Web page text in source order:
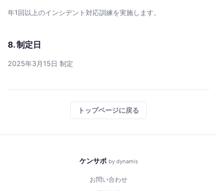
年1回以上のインシデント対応訓練を実施します。
8. 制定日
2025年3月15日 制定
トップページに戻る
ケンサポ by dynamis
お問い合わせ